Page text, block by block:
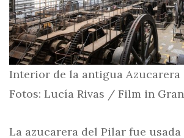
Interior de la antigua Azucarera
Fotos: Lucía Rivas / Film in
La azucarera del Pilar fue usada